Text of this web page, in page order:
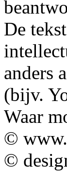
De
anders
(bijv.
Waar
©
©